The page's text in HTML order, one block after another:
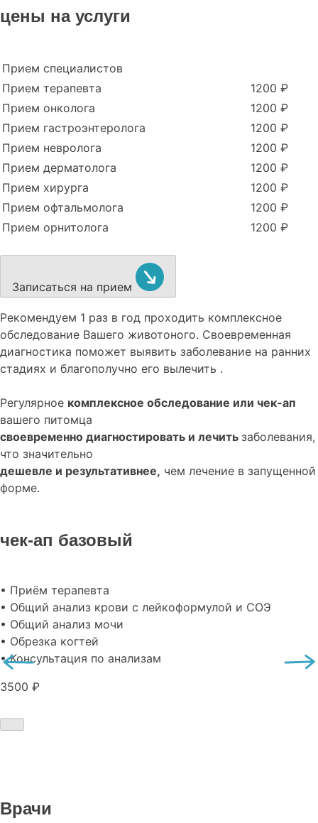
цены на услуги
Прием специалистов
Прием терапевта
1200 ₽
Прием онколога
1200 ₽
Прием гастроэнтеролога
1200 ₽
Прием невролога
1200 ₽
Прием дерматолога
1200 ₽
Прием хирурга
1200 ₽
Прием офтальмолога
1200 ₽
Прием орнитолога
1200 ₽
Записаться на прием
Рекомендуем 1 раз в год проходить комплексное
обследование Вашего животоного. Своевременная
диагностика поможет выявить заболевание на ранних
стадиях и благополучно его вылечить .
Регулярное комплексное обследование или чек-ап
вашего питомца
своевременно диагностировать и лечить заболевания,
что значительно
дешевле и результативнее, чем лечение в запущенной
форме.
чек-ап базовый
• Приём терапевта
• Общий анализ крови с лейкоформулой и СОЭ
• Общий анализ мочи
• Обрезка когтей
• Консультация по анализам
3500 ₽
Врачи